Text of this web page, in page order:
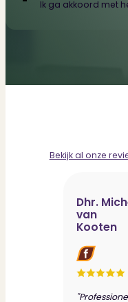
Ik ga akkoord met
Bekijk al onze
Dhr.
van
Kooten